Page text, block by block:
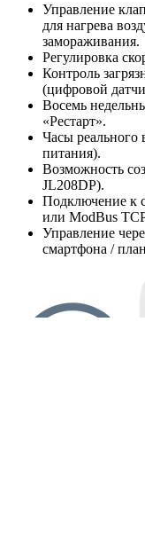
Управление
для нагрева
замораживания.
Регулировка
Контроль
(цифровой
Восемь
«Рестарт».
Часы реального
питания).
Возможность
JL208DP).
Подключение к
или ModBus
Управление
смартфона /